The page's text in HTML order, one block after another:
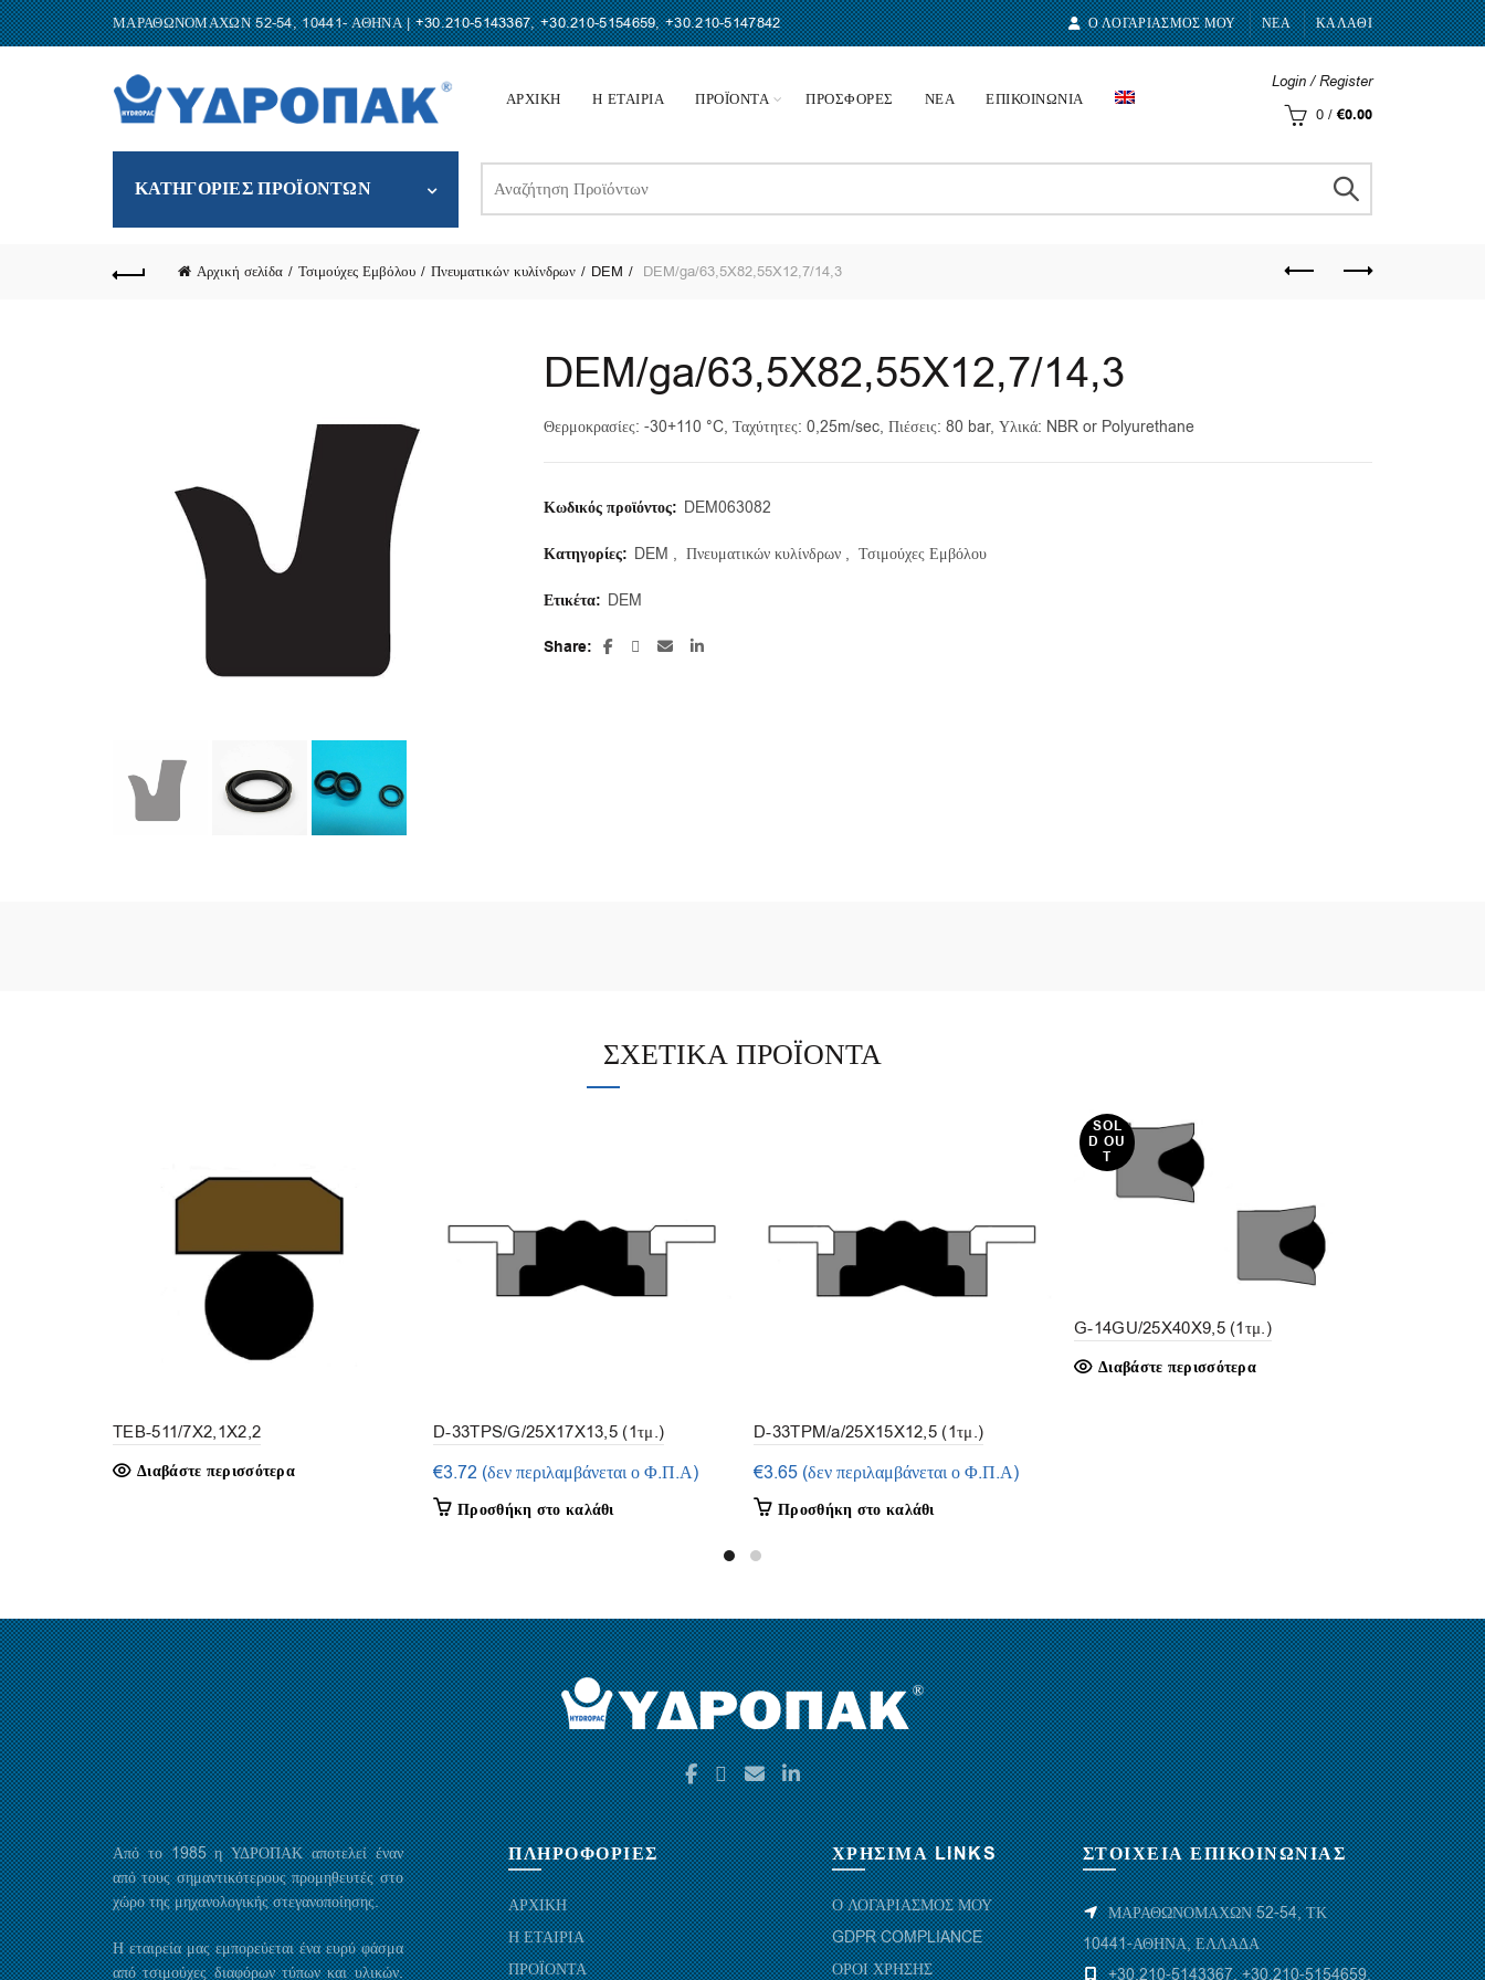
ΜΑΡΑΘΩΝΟΜΑΧΩΝ 52-54, 10441- ΑΘΗΝΑ |+30.210-5143367,+30.210-5154659,+30.210-5147842 Ο ΛΟΓΑΡΙΑΣΜΟΣ ΜΟΥ ΝΕΑ ΚΑΛΑΘΙ
ΑΡΧΙΚΗ Η ΕΤΑΙΡΙΑ ΠΡΟΪΟΝΤΑ ΠΡΟΣΦΟΡΕΣ ΝΕΑ ΕΠΙΚΟΙΝΩΝΙΑ
Login / Register
0 / €0.00
ΚΑΤΗΓΟΡΙΕΣ ΠΡΟΪΟΝΤΩΝ
for:
Αρχική σελίδα Τσιμούχες Εμβόλου Πνευματικών κυλίνδρων DEM DEM/ga/63,5X82,55X12,7/14,3
DEM/ga/63,5X82,55X12,7/14,3
Θερμοκρασίες: -30+110 °C, Ταχύτητες: 0,25m/sec, Πιέσεις: 80 bar, Υλικά: NBR or Polyurethane
Κωδικός προϊόντος: DEM063082
Κατηγορίες: DEM , Πνευματικών κυλίνδρων , Τσιμούχες Εμβόλου
Ετικέτα: DEM
Share
ΣΧΕΤΙΚΆ ΠΡΟΪΌΝΤΑ
TEB-511/7X2,1X2,2
Διαβάστε περισσότερα
D-33TPS/G/25X17X13,5 (1τμ.)
€3.72 (δεν περιλαμβάνεται ο Φ.Π.Α)
Προσθήκη στο καλάθι
D-33TPM/a/25X15X12,5 (1τμ.)
€3.65 (δεν περιλαμβάνεται ο Φ.Π.Α)
Προσθήκη στο καλάθι
SOL
D OU
T
G-14GU/25X40X9,5 (1τμ.)
Διαβάστε περισσότερα
Από το 1985 η ΥΔΡΟΠΑΚ αποτελεί έναν
από τους σημαντικότερους προμηθευτές στο
χώρο της μηχανολογικής στεγανοποίησης.
Η εταιρεία μας εμπορεύεται ένα ευρύ φάσμα
από τσιμούχες διαφόρων τύπων και υλικών.
ΠΛΗΡΟΦΟΡΙΕΣ
ΑΡΧΙΚΗ
Η ΕΤΑΙΡΙΑ
ΠΡΟΪΟΝΤΑ
ΧΡΗΣΙΜΑ LINKS
Ο ΛΟΓΑΡΙΑΣΜΟΣ ΜΟΥ
GDPR COMPLIANCE
ΟΡΟΙ ΧΡΗΣΗΣ
ΣΤΟΙΧΕΙΑ ΕΠΙΚΟΙΝΩΝΙΑΣ
ΜΑΡΑΘΩΝΟΜΑΧΩΝ 52-54, ΤΚ
10441-ΑΘΗΝΑ, ΕΛΛΑΔΑ
+30.210-5143367,+30.210-5154659,